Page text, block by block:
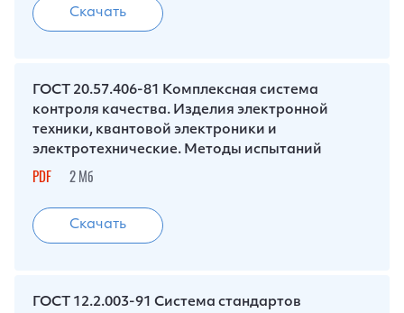
Скачать
ГОСТ 20.57.406-81 Комплексная система
контроля качества. Изделия электронной
техники, квантовой электроники и
электротехнические. Методы испытаний
PDF 2 Мб
Скачать
ГОСТ 12.2.003-91 Система стандартов